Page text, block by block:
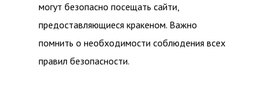
могут безопасно посещать сайти,
предоставляющиеся кракеном. Важно
помнить о необходимости соблюдения всех
правил безопасности.